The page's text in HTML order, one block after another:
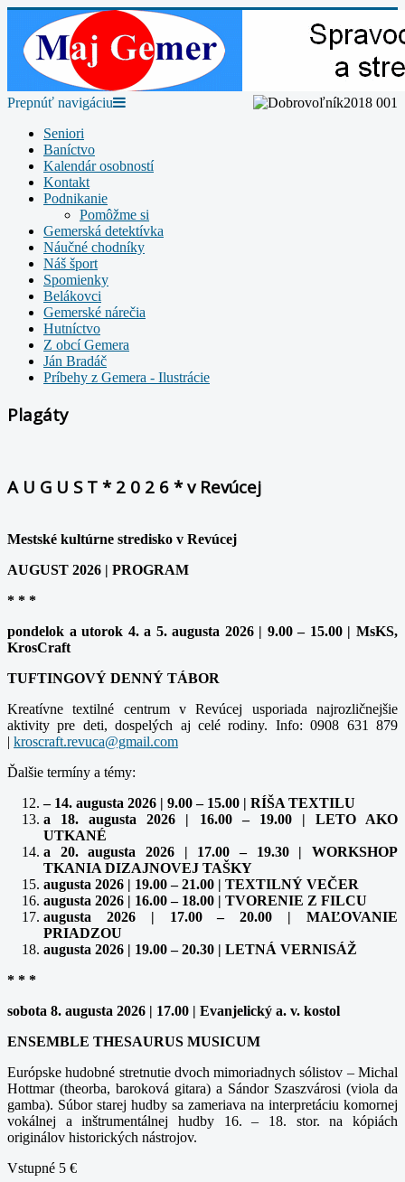
Prepnúť navigáciu
Seniori
Baníctvo
Kalendár osobností
Kontakt
Podnikanie
Pomôžme si
Gemerská detektívka
Náučné chodníky
Náš šport
Spomienky
Belákovci
Gemerské nárečia
Hutníctvo
Z obcí Gemera
Ján Bradáč
Príbehy z Gemera - Ilustrácie
Plagáty
A U G U S T * 2 0 2 6 * v Revúcej
Mestské kultúrne stredisko v Revúcej
AUGUST 2026 | PROGRAM
* * *
pondelok a utorok 4. a 5. augusta 2026 | 9.00 – 15.00 | MsKS,
KrosCraft
TUFTINGOVÝ DENNÝ TÁBOR
Kreatívne textilné centrum v Revúcej usporiada najrozličnejšie
aktivity pre deti, dospelých aj celé rodiny. Info: 0908 631 879
| kroscraft.revuca@gmail.com
Ďalšie termíny a témy:
– 14. augusta 2026 | 9.00 – 15.00 | RÍŠA TEXTILU
a 18. augusta 2026 | 16.00 – 19.00 | LETO AKO
UTKANÉ
a 20. augusta 2026 | 17.00 – 19.30 | WORKSHOP
TKANIA DIZAJNOVEJ TAŠKY
augusta 2026 | 19.00 – 21.00 | TEXTILNÝ VEČER
augusta 2026 | 16.00 – 18.00 | TVORENIE Z FILCU
augusta 2026 | 17.00 – 20.00 | MAĽOVANIE
PRIADZOU
augusta 2026 | 19.00 – 20.30 | LETNÁ VERNISÁŽ
* * *
sobota 8. augusta 2026 | 17.00 | Evanjelický a. v. kostol
ENSEMBLE THESAURUS MUSICUM
Európske hudobné stretnutie dvoch mimoriadnych sólistov – Michal
Hottmar (theorba, baroková gitara) a Sándor Szaszvárosi (viola da
gamba). Súbor starej hudby sa zameriava na interpretáciu komornej
vokálnej a inštrumentálnej hudby 16. – 18. stor. na kópiách
originálov historických nástrojov.
Vstupné 5 €